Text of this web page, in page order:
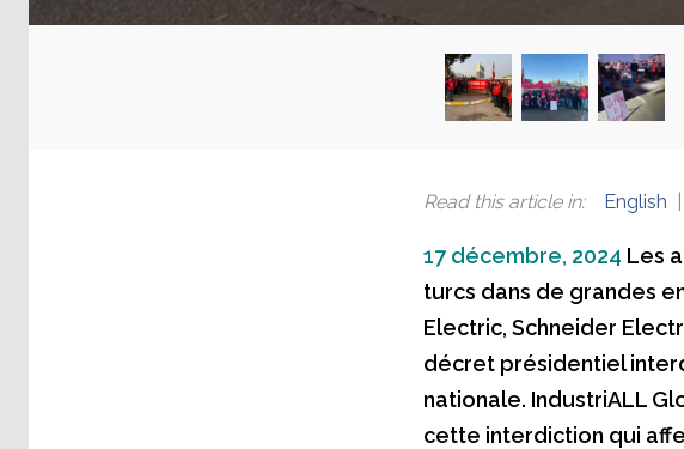
Read this article in: English
17 décembre, 2024 Les
turcs dans de grandes
Electric, Schneider
décret présidentiel
nationale. IndustriALL
cette interdiction qui